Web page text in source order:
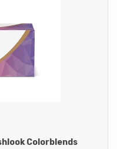
Colorblends